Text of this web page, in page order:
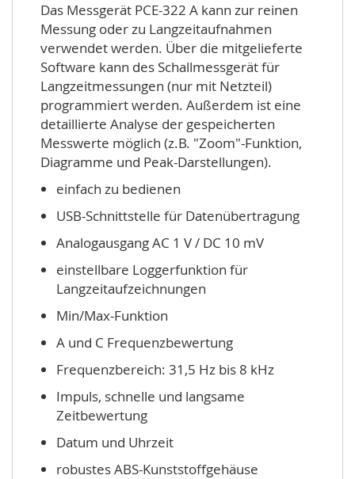
Das Messgerät PCE-322 A kann zur reinen
Messung oder zu Langzeitaufnahmen
verwendet werden. Über die mitgelieferte
Software kann des Schallmessgerät für
Langzeitmessungen (nur mit Netzteil)
programmiert werden. Außerdem ist eine
detaillierte Analyse der gespeicherten
Messwerte möglich (z.B. "Zoom"-Funktion,
Diagramme und Peak-Darstellungen).
einfach zu bedienen
USB-Schnittstelle für Datenübertragung
Analogausgang AC 1 V / DC 10 mV
einstellbare Loggerfunktion für
Langzeitaufzeichnungen
Min/Max-Funktion
A und C Frequenzbewertung
Frequenzbereich: 31,5 Hz bis 8 kHz
Impuls, schnelle und langsame
Zeitbewertung
Datum und Uhrzeit
robustes ABS-Kunststoffgehäuse